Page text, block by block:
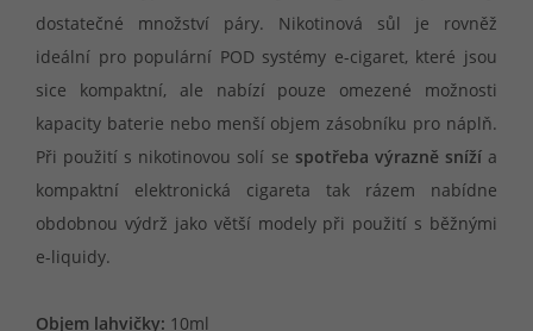
dostatečné množství páry. Nikotinová sůl je rovněž
ideální pro populární POD systémy e-cigaret, které jsou
sice kompaktní, ale nabízí pouze omezené možnosti
kapacity baterie nebo menší objem zásobníku pro náplň.
Při použití s nikotinovou solí se spotřeba výrazně snížía
kompaktní elektronická cigareta tak rázem nabídne
obdobnou výdrž jako větší modely při použití s běžnými
e-liquidy.
Objem lahvičky: 10ml